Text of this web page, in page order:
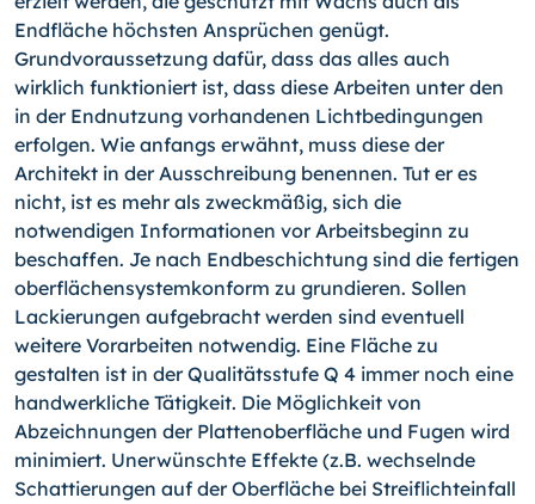
Endfläche höchsten Ansprüchen genügt.
Grundvoraussetzung dafür, dass das alles auch
wirklich funktioniert ist, dass diese Arbeiten unter den
in der Endnutzung vorhandenen Lichtbedingungen
erfolgen. Wie anfangs erwähnt, muss diese der
Architekt in der Ausschreibung benennen. Tut er es
nicht, ist es mehr als zweckmäßig, sich die
notwendigen Informationen vor Arbeitsbeginn zu
beschaffen. Je nach Endbeschichtung sind die fertigen
oberflächensystemkonform zu grundieren. Sollen
Lackierungen aufgebracht werden sind eventuell
weitere Vorarbeiten notwendig. Eine Fläche zu
gestalten ist in der Qualitätsstufe Q 4 immer noch eine
handwerkliche Tätigkeit. Die Möglichkeit von
Abzeichnungen der Plattenoberfläche und Fugen wird
minimiert. Unerwünschte Effekte (z.B. wechselnde
Schattierungen auf der Oberfläche bei Streiflichteinfall